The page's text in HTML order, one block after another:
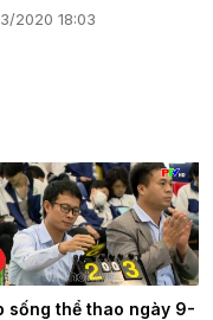
2020 18:03
sống thể thao ngày 9-